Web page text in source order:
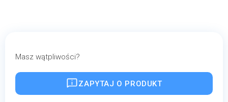
Masz wątpliwości?
ZAPYTAJ O PRODUKT